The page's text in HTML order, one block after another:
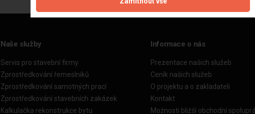
Naše služby
Servis pro stavební firmy
Zprostředkování řemeslníků
Zprostředkování samotných prací
Zprostředkování stavebních zakázek
Kalkulačka rekonstrukce bytu
Informace o nás
Prezentace našich služeb
Ceník našich služeb
O projektu a o zakladateli
Kontakt
Možnosti bližší obchodní